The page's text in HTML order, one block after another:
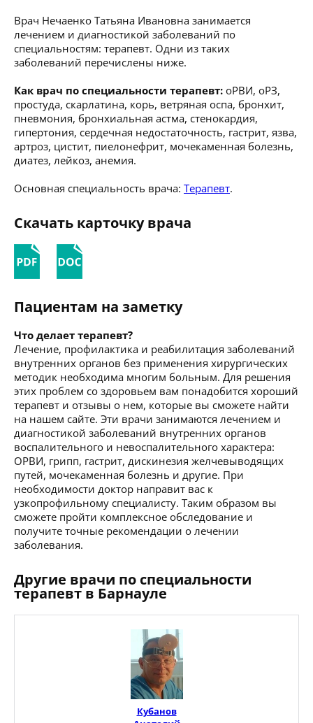
Врач Нечаенко Татьяна Ивановна занимается
лечением и диагностикой заболеваний по
специальностям: терапевт. Одни из таких
заболеваний перечислены ниже.
Как врач по специальности терапевт: оРВИ, оРЗ,
простуда, скарлатина, корь, ветряная оспа, бронхит,
пневмония, бронхиальная астма, стенокардия,
гипертония, сердечная недостаточность, гастрит, язва,
артроз, цистит, пиелонефрит, мочекаменная болезнь,
диатез, лейкоз, анемия.
Основная специальность врача: Терапевт.
Скачать карточку врача
Пациентам на заметку
Что делает терапевт?
Лечение, профилактика и реабилитация заболеваний
внутренних органов без применения хирургических
методик необходима многим больным. Для решения
этих проблем со здоровьем вам понадобится хороший
терапевт и отзывы о нем, которые вы сможете найти
на нашем сайте. Эти врачи занимаются лечением и
диагностикой заболеваний внутренних органов
воспалительного и невоспалительного характера:
ОРВИ, грипп, гастрит, дискинезия желчевыводящих
путей, мочекаменная болезнь и другие. При
необходимости доктор направит вас к
узкопрофильному специалисту. Таким образом вы
сможете пройти комплексное обследование и
получите точные рекомендации о лечении
заболевания.
Другие врачи по специальности
терапевт в Барнауле
Кубанов